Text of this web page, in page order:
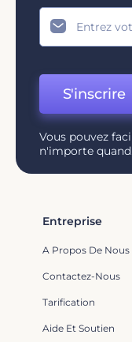
S'inscrire
Vous pouvez
n'importe quand.
Entreprise
A Propos De Nous
Contactez-Nous
Tarification
Aide Et Soutien